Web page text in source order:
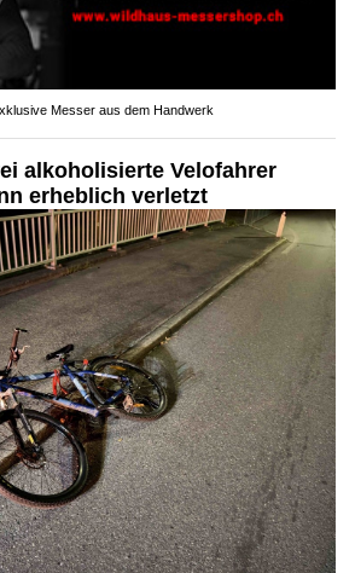
Messer aus dem Handwerk
alkoholisierte Velofahrer
erheblich verletzt